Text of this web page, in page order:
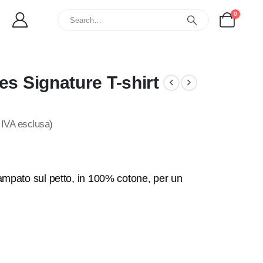
0
Signature T-shirt
esclusa)
sul petto, in 100% cotone, per un